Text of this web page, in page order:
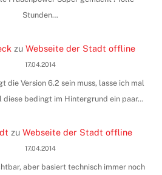
Stunden…
zuWebseite der Stadt offline
17.04.2014
die Version 6.2 sein muss, lasse ich mal
diese bedingt im Hintergrund ein paar…
zuWebseite der Stadt offline
17.04.2014
aber basiert technisch immer noch